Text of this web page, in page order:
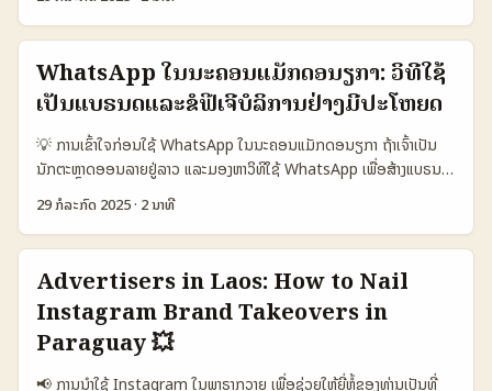
Amazon ໃນສະວິດເຊີແລນ ແລະ ລາວ 🧩 ມາດຕະຖານ Amazon
ສະວິດເຊີແລນ Amazon ລາວ 👥 ຈຳນວນຜູ້ໃຊ້ອອນໄລນ໌ປະຈຳເດືອນ 1.5
ລ້ານ 250,000 📈 ອັດຕາແລກປ່ຽນຂອງຜູ້ຊື້ 18% 12% 💰 ຄ່າທຳນຽມການ
ຂາຍໃນແພດຟອມ 12% 8% 🛠️ ຄວາມສາມາດໃນການຮ້ອງຂໍຄວາມເຫັນ ສູງ
ກາງ 📊 ການຕິດຕາມຄວາມຄິດແລະຄວາມພຶດຕິກຳ ມີລະບົບຄວາມຄິດແບບເຕັກ
ໂນໂລຍີ ຈຳກັດ ຈາກຕາຕະລາງເຫັນວ່າ Amazon ໃນສະວິດເຊີແລນມີການ
ເຂົ້າຮ່ວມຂອງຜູ້ໃຊ້ທີ່ສູງກວ່າລາວ ແລະອັດຕາແລກປ່ຽນທີ່ດີເຮັດໃຫ້ການຮ້ອງຂໍ
ຄວາມເຫັນມີປະສິດທິພາບສູງ. ແຕ່ຄ່າທຳນຽມການຂາຍຢູ່ລາວນ້ອຍກວ່າ, ຊ່ວຍໃຫ້
ເຈົ້າຄ້າສາມາດເລືອກແຜນການຕະຫຼາດທີ່ເຫຼັ້ມລ້າງເຫັນຜົນດີກວ່າຢູ່ສະວິດເຊີແລນ.
...
ຖືກຈະຊ່ວຍກັນແລະສ້າງຄວາມສໍາເລັດໃຫ້ກັບແບຣນດແມ່ນເປັນຫນຶ່ງແນວທາງທີ່
ສຳຄັນ. ສະຫຼຸບຈາກກໍລະນີຂອງຜູ້ເຮັດ content influencer ຢູ່ Mexico ທີ່
ມີການປະທານກັນຢ່າງບໍ່ດີກັບທາງຜູ້ປະກອບການ Madin Refresquería ໃນ
Mexicali, ພວກເຮົາເຫັນວ່າ ເປັນສິ່ງທີ່ຜູ້ປະກອບການຕ້ອງຮັບຜິດຊອບໃນການ
ຄຸ້ມຄອງການສືບຕໍ່ກັບ influencer ແລະການຈ່າຍເງິນສົດໃຫ້ມີຄວາມຊັດເຈນ
ເພື່ອປ້ອງກັນເຫດການອັນບໍ່ດີທີ່ອາດເກີດຂຶ້ນ. ສຳລັບຜູ້ປະກອບການລາວ ການ
ເຊື່ອມຕໍ່ກັບ influencer ທີ່ມີການເປັນທີ່ນິຍົມໃນ Mexico ແລະ ການນໍາໃຊ້
Line ເພື່ອສະໜັບສະໜູນການສື່ສານແບບຮູບແບບ vlog ແມ່ນຈະສ້າງຄວາມສໍາ
ເລັດໃນການເພີ່ມຄວາມເຂົ້າໃຈຂອງລູກຄ້າຫຼືການຂາຍສິນຄ້າ. 📊 ຕາຕະລາງວິເຄາະ:
Mexico ແລະ ລາວ ປີ ຈຳນວນຜູ້ໃຊ້ Line (ໃນລາບ) ຈຳນວນ influencer ທີ່
ຮ່ວມມືກັບບໍລິສັດ (%) ຄ່າໃຊ້ຈ່າຍສະໜັບສະໜູນ (USD) ອັດຕາ
engagement ສຳລັບ influencer (%) 2023 60 35 3,500 5.8
2024 75 42 4,800 7.2 2025 90 53 6,200 8.5 ໃນຕາຕະລາງດຽວກັນ
ນີ້ ພວກເຮົາເຫັນວ່າຈຳນວນຜູ້ໃຊ້ Line ໃນ Mexico ເພີ່ມຂຶ້ນຢ່າງຫນ້າເຄື່ອນຕົວ
ເຊິ່ງນຳມາສູ່ການເພີ່ມຂະຫນາດຂອງຕົວ influencer ທີ່ຮ່ວມມືກັບບໍລິສັດຕ່າງໆ
WhatsApp ໃນນະຄອນແມັກດອນຽກາ: ວິທີໃຊ້
ເປັນແບຣນດແລະຂໍຟີເຈີບໍລິການຢ່າງມີປະໂຫຍດ
💡 ການເຂົ້າໃຈກ່ອນໃຊ້ WhatsApp ໃນນະຄອນແມັກດອນຽກາ ຖ້າເຈົ້າເປັນ
ນັກຕະຫຼາດອອນລາຍຢູ່ລາວ ແລະມອງຫາວິທີໃຊ້ WhatsApp ເພື່ອສ້າງແບຣນດາ
ໃນນະຄອນແມັກດອນຽກາ, ກໍ່ແມ່ນເລື່ອງທີ່ເຫັນວ່າມີຄວາມນ່າສົນໃຈສູງ.
WhatsApp ແມ່ນແພລດຟອມສື່ສານທີ່ມີຜູ້ໃຊ້ຫຼາຍໃນທົ່ວໂລກລວມເຖິງນະ
ຄອນແມັກດອນຽກາ ແລະເປັນຕົວເລືອກທີ່ດີສຳລັບແບຣນດາທີ່ຕ້ອງການສ້າງ
ທີ່ແຈ້ງແຈງວ່າທຳໃຫ້ WhatsApp ເປັນຕົວເລືອກເປັນຕົ້ນແບບສໍາລັບການຂໍຟີເຈີ
ບໍລິການສຳລັບແບຣນດາໃນນະຄອນແມັກດອນຽກາ. ພ້ອມກັນນີ້ ນັກຕະຫຼາດລາວ
ກໍສາມາດເອົາໄປປະຕິບັດໃຊ້ເພື່ອເພີ່ມປະສິດທິພາບໃນການຕິດຕໍ່ ແລະການຮອງຮັບ
ຄົນເຂົ້າໃຈແບບລະອຽດກວ້າງ. 📊 ຕາຕະລາງການເປັນແບຣນດາ ແລະ ການໃຊ້
29 ກໍລະກົດ 2025· 2 ນາທີ
Advertisers in Laos: How to Nail
Instagram Brand Takeovers in
Paraguay 💥
📢 ການນໍາໃຊ້ Instagram ໃນພາຣາກວາຍ ເພື່ອຊ່ວຍໃຫ້ຍີ່ຫໍ້ຂອງທ່ານເປັນທີ່